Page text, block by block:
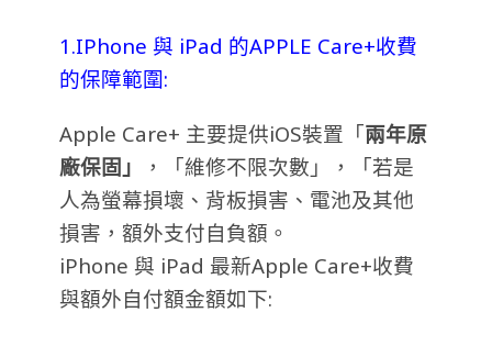
1.IPhone 與 iPad 的APPLE Care+收費
的保障範圍:
Apple Care+ 主要提供iOS裝置「兩年原
廠保固 」
，「維修不限次數」，「若是
人為螢幕損壞、背板損害、電池及其他
損害，額外支付自負額。
iPhone 與 iPad 最新Apple Care+收費
與額外自付額金額如下: